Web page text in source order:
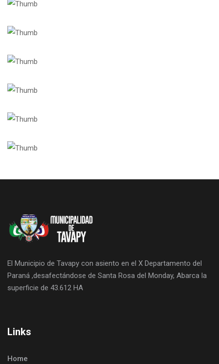
El Municipio de Tavapy con asiento en el X Departamento del
Paraná ,desafectándose de Santa Rosa del Monday, Abarca la
superficie de 43.612 HA
Links
Home